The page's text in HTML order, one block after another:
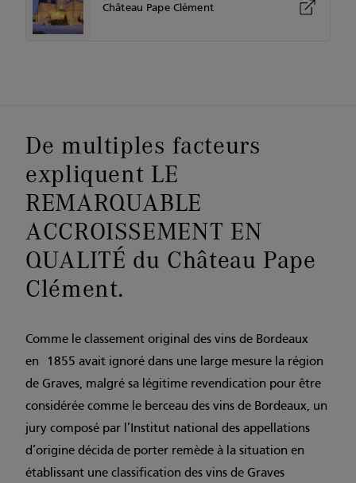
Château Pape Clément
De multiples facteurs
expliquent LE
REMARQUABLE
ACCROISSEMENT EN
QUALITÉ du Château Pape
Clément.
Comme le classement original des vins de Bordeaux
en 1855 avait ignoré dans une large mesure la région
de Graves, malgré sa légitime revendication pour être
considérée comme le berceau des vins de Bordeaux, un
jury composé par l’Institut national des appellations
d’origine décida de porter remède à la situation en
établissant une classification des vins de Graves